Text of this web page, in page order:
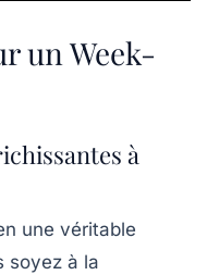
un Week-
à
une véritable
soyez à la